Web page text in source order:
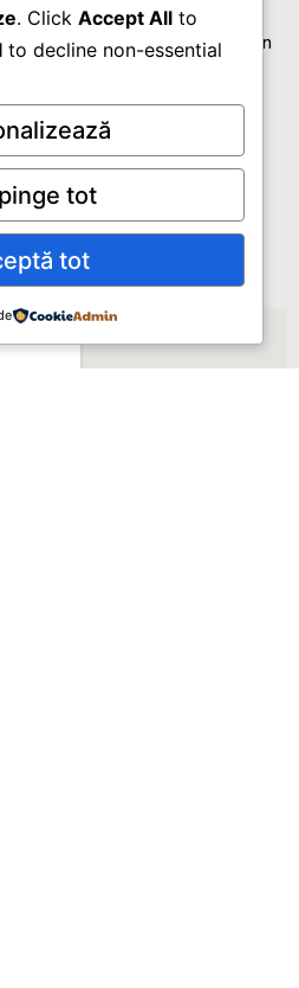
din spatele blocului din
Cod poștal: 300334, RO
. Click Accept All to
to decline non-essential
tot
tot